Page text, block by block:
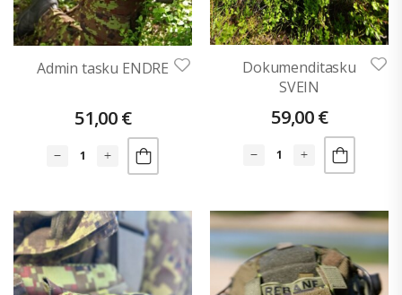
Admin tasku ENDRE
51,00€
Dokumenditasku
SVEIN
59,00€